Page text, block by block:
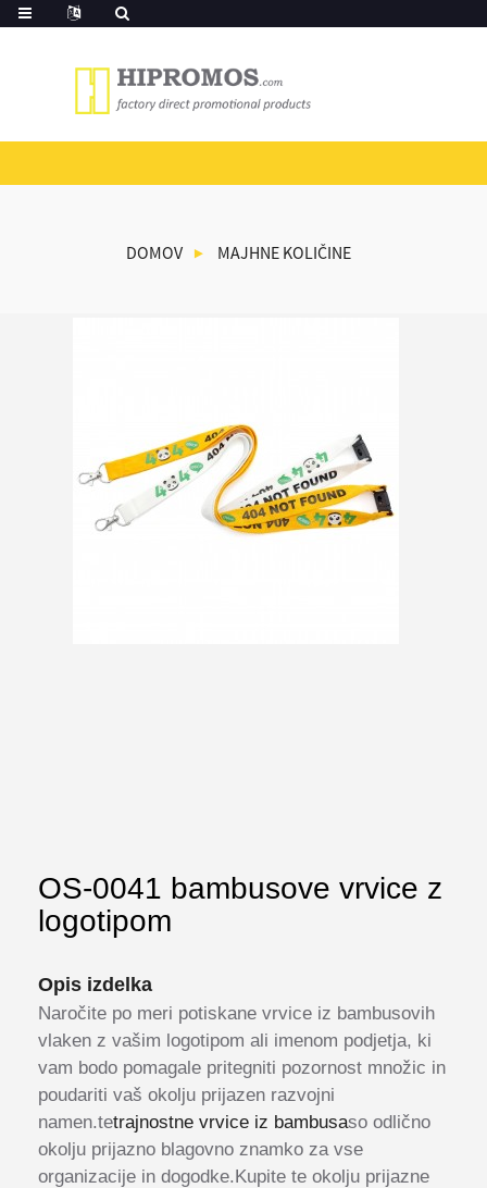
DOMOV MAJHNE KOLIČINE
OS-0041 bambusove vrvice z
logotipom
Opis izdelka
Naročite po meri potiskane vrvice iz bambusovih
vlaken z vašim logotipom ali imenom podjetja, ki
vam bodo pomagale pritegniti pozornost množic in
poudariti vaš okolju prijazen razvojni
namen.tetrajnostne vrvice iz bambusaso odlično
okolju prijazno blagovno znamko za vse
organizacije in dogodke.Kupite te okolju prijazne